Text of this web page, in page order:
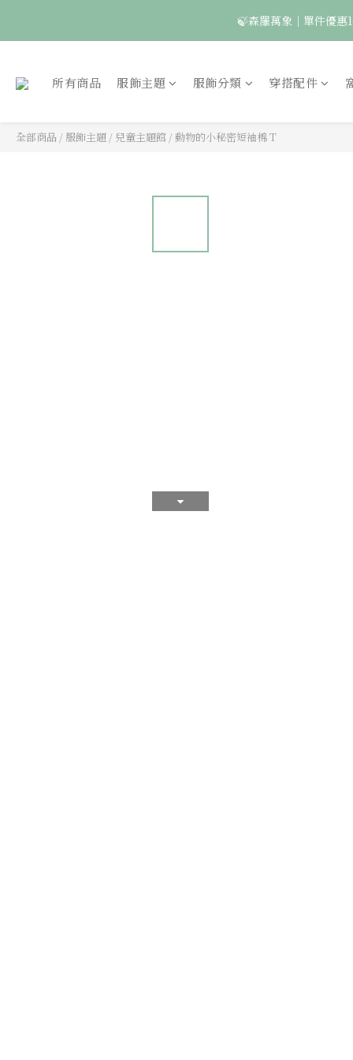
🍃森羅萬象｜單件優惠
所有商品 服飾主題 服飾分類 穿搭配件
全部商品 / 服飾主題 / 兒童主題館 /動物的小秘密短袖棉 T